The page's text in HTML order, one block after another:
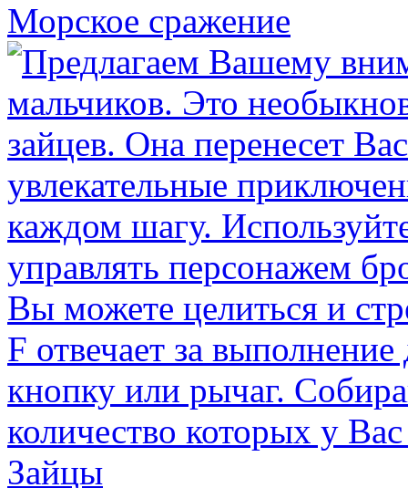
Морское сражение
Зайцы